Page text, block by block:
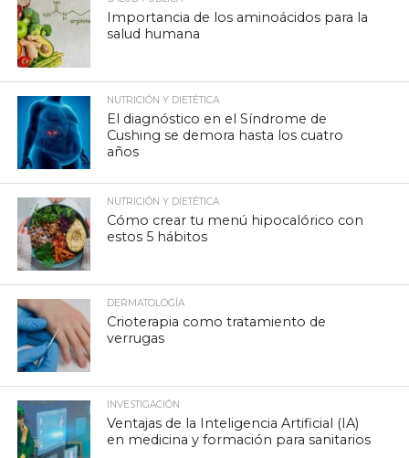
Importancia de los aminoácidos para la
salud humana
NUTRICIÓN Y DIETÉTICA
El diagnóstico en el Síndrome de
Cushing se demora hasta los cuatro
años
NUTRICIÓN Y DIETÉTICA
Cómo crear tu menú hipocalórico con
estos 5 hábitos
DERMATOLOGÍA
Crioterapia como tratamiento de
verrugas
INVESTIGACIÓN
Ventajas de la Inteligencia Artificial (IA)
en medicina y formación para sanitarios